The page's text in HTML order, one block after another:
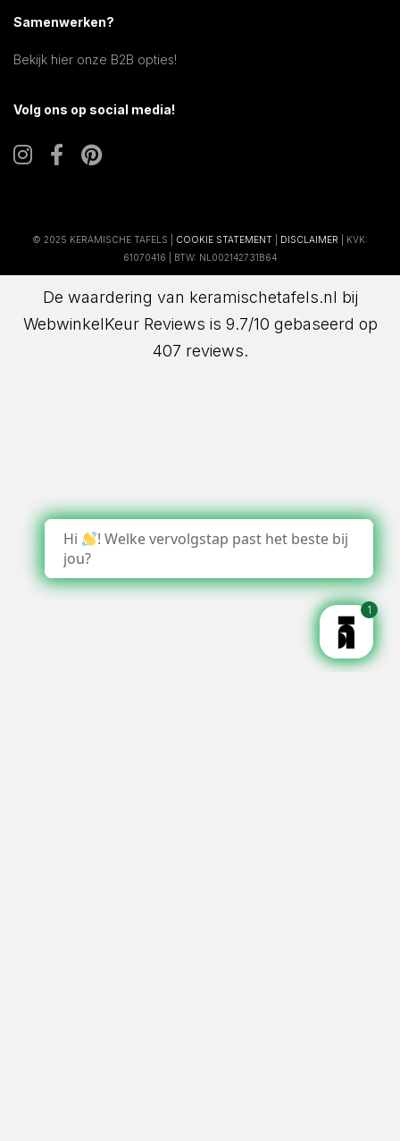
Samenwerken?
Bekijk hier onze B2B opties!
Volg ons op social media!
© 2025 KERAMISCHE TAFELS | COOKIE STATEMENT DISCLAIMER | KVK:
61070416 | BTW: NL002142731B64
De waardering van keramischetafels.nl bij
WebwinkelKeur Reviews is 9.7/10 gebaseerd op
407 reviews.
Hi
! Welke vervolgstap past het beste bij
jou?
1